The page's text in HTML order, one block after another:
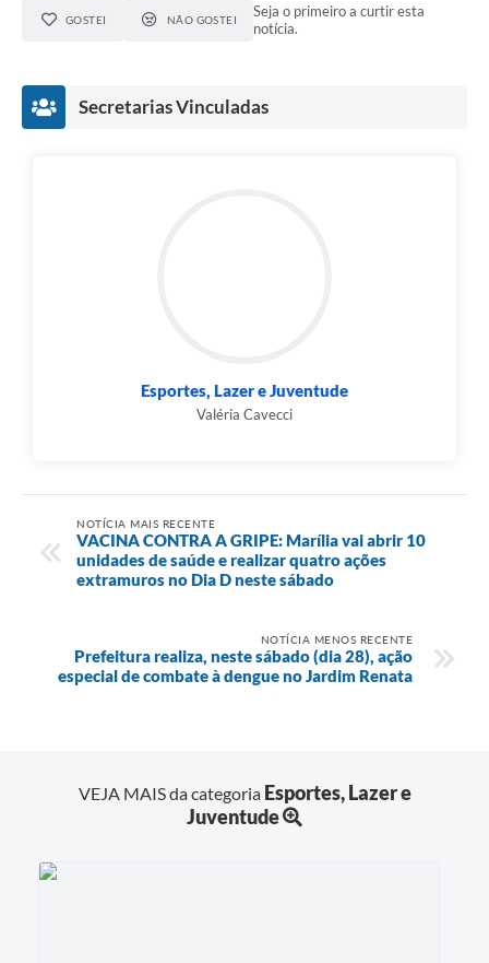
GOSTEI NÃO GOSTEI
Seja o primeiro a curtir esta
notícia.
Secretarias Vinculadas
Esportes, Lazer e Juventude
Valéria Cavecci
NOTÍCIA MAIS RECENTE
VACINA CONTRA A GRIPE: Marília vai abrir 10
unidades de saúde e realizar quatro ações
extramuros no Dia D neste sábado
NOTÍCIA MENOS RECENTE
Prefeitura realiza, neste sábado (dia 28), ação
especial de combate à dengue no Jardim Renata
VEJA MAIS da categoria Esportes, Lazer e
Juventude